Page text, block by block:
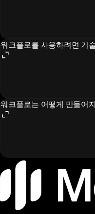
워크플로를 사용하려면 기
워크플로는 어떻게 만들어